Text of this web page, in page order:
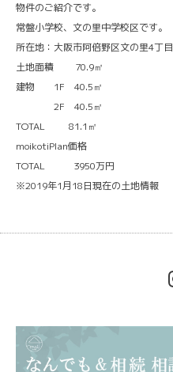
物件のご紹介です。
常盤小学校、文の里中学校区です。
所在地：大阪市阿倍野区文の里4丁目
土地面積 70.9㎡
建物 1F 40.5㎡
2F 40.5㎡
TOTAL 81.1㎡
moikotiPlan価格
TOTAL 3950万円
※2019年1月18日現在の土地情報